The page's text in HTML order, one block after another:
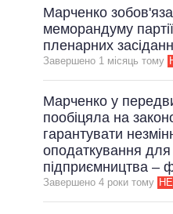
ВСІ ПЕРСОНИ
ОБІЦЯНКИ
ВСІ
Марченко
меморандуму
пленарних
Завершено 1 мiсяць тому
Марченко у
пообіцяла на
гарантувати
оподаткування для
підприємництва –
Завершено 4 роки тому